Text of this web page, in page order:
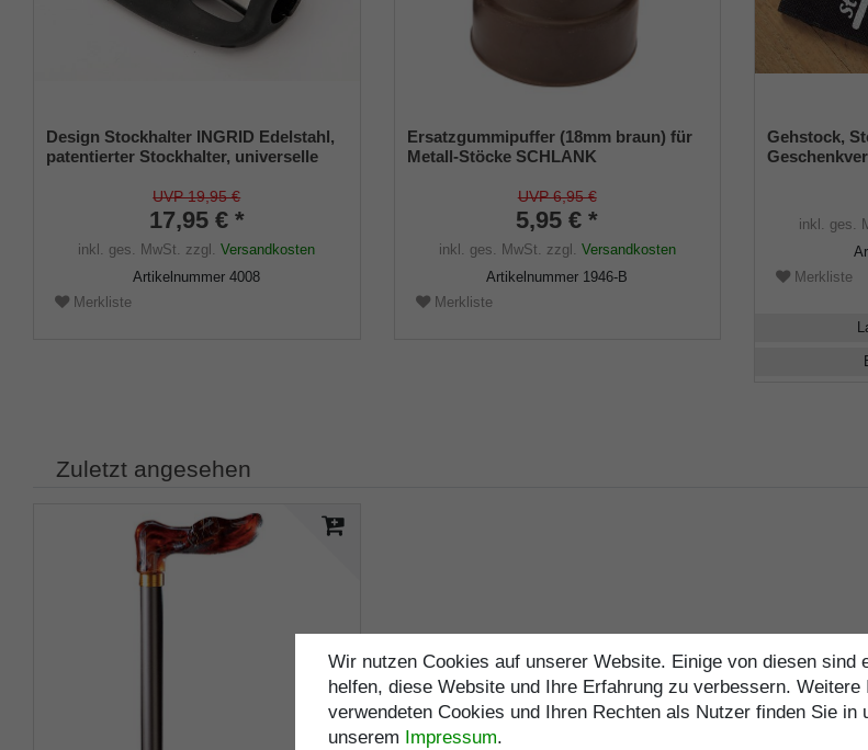
Design Stockhalter INGRID Edelstahl,
patentierter Stockhalter, universelle
UVP 19,95 €
17,95 € *
inkl. ges. MwSt. zzgl.Versandkosten
Artikelnummer4008
Merkliste
Ersatzgummipuffer (18mm braun) für
Metall-Stöcke SCHLANK
Metalleinlage (VE 1 Stück)
UVP 6,95 €
5,95 € *
inkl. ges. MwSt. zzgl. Versandkosten
Artikelnummer 1946-B
Merkliste
Gehstock,
inkl. ges.
Merkliste
Zuletzt angesehen
Wir nutzen Cookies auf unserer Website. Einige von diesen sind
helfen, diese Website und Ihre Erfahrung zu verbessern.
verwendeten Cookies und Ihren Rechten als Nutzer finden Sie in
unserem
Impressum.